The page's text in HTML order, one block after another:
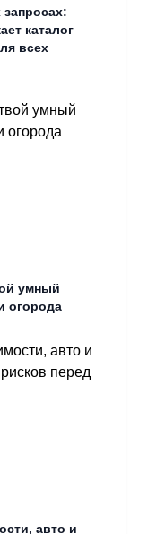
каталог
всех
умный
огорода
авто и